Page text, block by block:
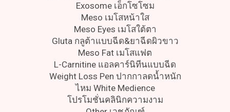
Exosome เอ็กโซโซม
Meso เมโสหน้าใส
Meso Eyes เมโสใต้ตา
Gluta กลูต้าแบบฉีด&ยาฉีดผิวขาว
Meso Fat เมโสแฟต
L-Carnitine แอลคาร์นิทีนแบบฉีด
Weight Loss Pen ปากกาลดน้ำหนัก
ไหม White Medience
โปรโมชั่นคลินิกความงาม